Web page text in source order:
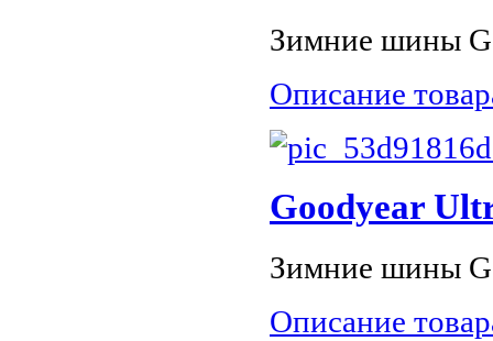
Зимние шины
Описание
Goodyear
Зимние шины
Описание